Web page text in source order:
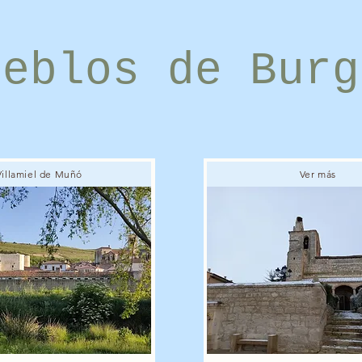
de
de Muñó Ver más